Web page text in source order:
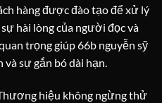
hàng được đào tạo để xử lý
hài lòng của người đọc và
trọng giúp 66b nguyễn sỹ
sự gắn bó dài hạn.
hiệu không ngừng thử